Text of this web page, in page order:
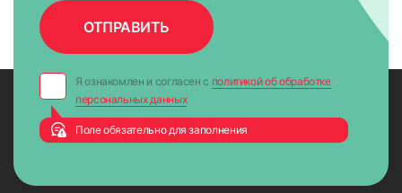
Я ознакомлен и согласен с политикой об обработке
персональных данных
Поле обязательно для заполнения